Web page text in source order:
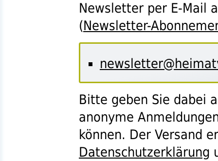
Newsletter per E-Mail
(Newsletter-
Bitte geben Sie dabei
anonyme
können. Der Versand
Datenschutzerklärung